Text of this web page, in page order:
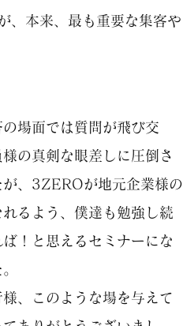
、本来、最も重要な集客や
の場面では質問が飛び交
様の真剣な眼差しに圧倒さ
が、3ZEROが地元企業様の
れるよう、僕達も勉強し続
ば！と思えるセミナーにな
様、このような場を与えて